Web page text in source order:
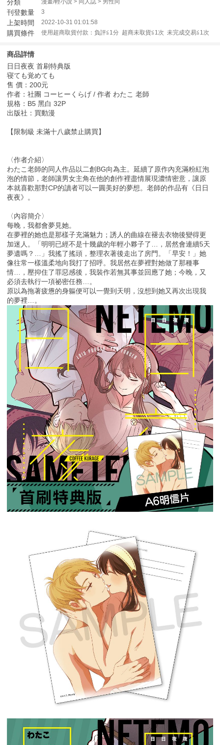
分類
刊登數量 3
上架時間 2022-10-31 01:01:58
購買條件 使用超商取貨付款：負評≦1分 超商未取貨≦1次 未完成交易≦1次
商品詳情
日日夜夜 首刷特典版
寝ても覚めても
售 價：200元
作者：社團 コーヒーくらげ / 作者 わたこ 老師
規格：B5 黑白 32P
出版社：買動漫
【限制級 未滿十八歲禁止購買】
〈作者介紹〉
わたこ老師的同人作品以二創BG向為主。延續了原作內充滿粉紅泡
泡的情節，老師讓男女主角在他的創作裡盡情展現濃情密意，讓原
本就喜歡那對CP的讀者可以一圓美好的夢想。老師的作品有《日日
夜夜》。
〈內容簡介〉
每晚，我都會夢見她。
在夢裡的她也是那樣子充滿魅力；誘人的曲線在褪去衣物後變得更
加迷人。「明明已經不是十幾歲的年輕小夥子了…，居然會連續5天
夢遺嗎？…」我搖了搖頭，整理衣著後走出了房門。「早安！」她
像往常一樣溫柔地向我打了招呼。我居然在夢裡對她做了那種事
情…，壓抑住了罪惡感後，我裝作若無其事並回應了她；今晚，又
必須去執行一項祕密任務…。
原以為拖著疲憊的身軀便可以一覺到天明，沒想到她又再次出現我
的夢裡…。